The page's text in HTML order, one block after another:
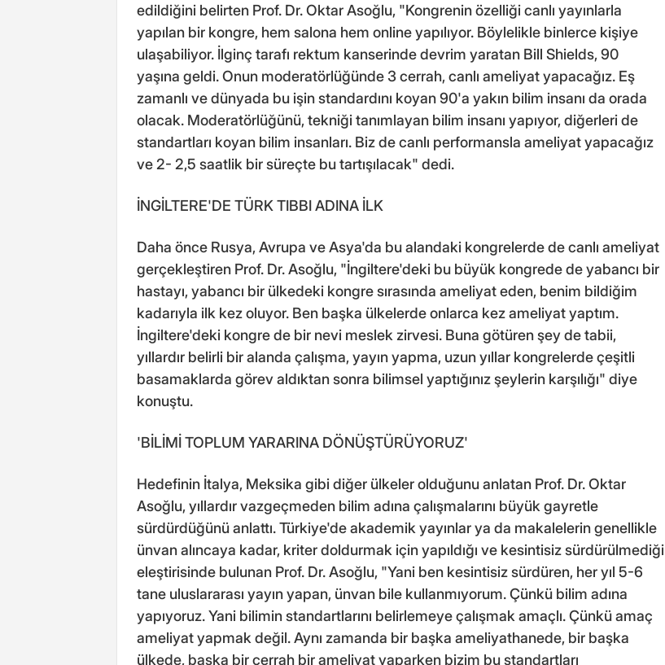
edildiğini belirten Prof. Dr. Oktar Asoğlu, "Kongrenin özelliği canlı yayınlarla
yapılan bir kongre, hem salona hem online yapılıyor. Böylelikle binlerce kişiye
ulaşabiliyor. İlginç tarafı rektum kanserinde devrim yaratan Bill Shields, 90
yaşına geldi. Onun moderatörlüğünde 3 cerrah, canlı ameliyat yapacağız. Eş
zamanlı ve dünyada bu işin standardını koyan 90'a yakın bilim insanı da orada
olacak. Moderatörlüğünü, tekniği tanımlayan bilim insanı yapıyor, diğerleri de
standartları koyan bilim insanları. Biz de canlı performansla ameliyat yapacağız
ve 2- 2,5 saatlik bir süreçte bu tartışılacak" dedi.
İNGİLTERE'DE TÜRK TIBBI ADINA İLK
Daha önce Rusya, Avrupa ve Asya'da bu alandaki kongrelerde de canlı ameliyat
gerçekleştiren Prof. Dr. Asoğlu, "İngiltere'deki bu büyük kongrede de yabancı bir
hastayı, yabancı bir ülkedeki kongre sırasında ameliyat eden, benim bildiğim
kadarıyla ilk kez oluyor. Ben başka ülkelerde onlarca kez ameliyat yaptım.
İngiltere'deki kongre de bir nevi meslek zirvesi. Buna götüren şey de tabii,
yıllardır belirli bir alanda çalışma, yayın yapma, uzun yıllar kongrelerde çeşitli
basamaklarda görev aldıktan sonra bilimsel yaptığınız şeylerin karşılığı" diye
konuştu.
'BİLİMİ TOPLUM YARARINA DÖNÜŞTÜRÜYORUZ'
Hedefinin İtalya, Meksika gibi diğer ülkeler olduğunu anlatan Prof. Dr. Oktar
Asoğlu, yıllardır vazgeçmeden bilim adına çalışmalarını büyük gayretle
sürdürdüğünü anlattı. Türkiye'de akademik yayınlar ya da makalelerin genellikle
ünvan alıncaya kadar, kriter doldurmak için yapıldığı ve kesintisiz sürdürülmediği
eleştirisinde bulunan Prof. Dr. Asoğlu, "Yani ben kesintisiz sürdüren, her yıl 5-6
tane uluslararası yayın yapan, ünvan bile kullanmıyorum. Çünkü bilim adına
yapıyoruz. Yani bilimin standartlarını belirlemeye çalışmak amaçlı. Çünkü amaç
ameliyat yapmak değil. Aynı zamanda bir başka ameliyathanede, bir başka
ülkede, başka bir cerrah bir ameliyat yaparken bizim bu standartları